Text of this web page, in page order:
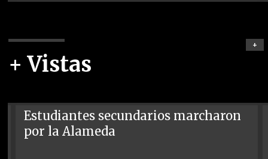
+ Vistas
+
Estudiantes secundarios marcharon
por la Alameda